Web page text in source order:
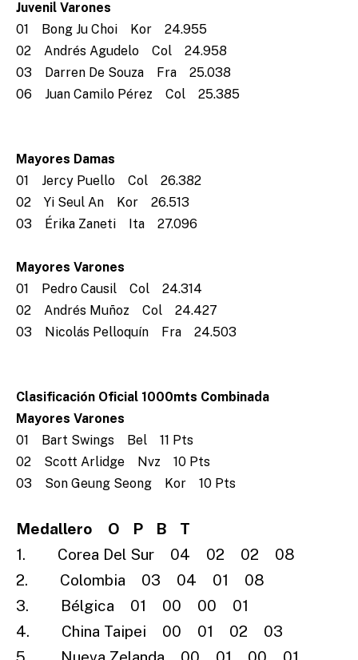
Juvenil Varones
01 Bong Ju Choi Kor 24.955
02 Andrés Agudelo Col 24.958
03 Darren De Souza Fra 25.038
06 Juan Camilo Pérez Col 25.385
Mayores Damas
01 Jercy Puello Col 26.382
02 Yi Seul An Kor 26.513
03 Érika Zaneti Ita 27.096
Mayores Varones
01 Pedro Causil Col 24.314
02 Andrés Muñoz Col 24.427
03 Nicolás Pelloquín Fra 24.503
Clasificación Oficial 1000mts Combinada
Mayores Varones
01 Bart Swings Bel 11 Pts
02 Scott Arlidge Nvz 10 Pts
03 Son Geung Seong Kor 10 Pts
Medallero O P B T
1. Corea Del Sur 04 02 02 08
2. Colombia 03 04 01 08
3. Bélgica 01 00 00 01
4. China Taipei 00 01 02 03
5. Nueva Zelanda 00 01 00 01